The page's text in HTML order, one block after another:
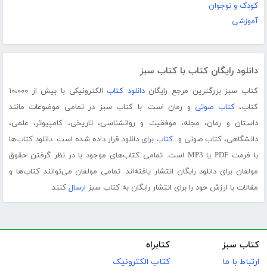
کودک و نوجوان
آموزشی
دانلود رایگان کتاب با کتاب سبز
کتاب سبز بزرگترین مرجع رایگاندانلود کتاب
الکترونیکی با بیش از ۱۰،۰۰۰
کتاب،کتاب صوتی و رمان است. با کتاب سبز در تمامی موضوعات مانند
داستان و رمان، مجله، موفقیت و روانشناسی، تاریخی، کامپیوتر، علمی،
دانشگاهی، کتاب صوتی و...کتاب برای دانلود قرار داده شده است. دانلود کتاب‌ها
با فرمت PDF یا MP3 است. تمامی کتاب‌های موجود با در نظر گرفتن حقوق
مولفان برای دانلود رایگان انتشار یافته‌اند. تمامی مولفان می‌توانند کتاب‌ها و
مقالات با ارزش خود را برای انتشار رایگان به کتاب سبز ارسال کنند.
کتاب سبز
ارتباط با ما
کتابراه
کتاب الکترونیک